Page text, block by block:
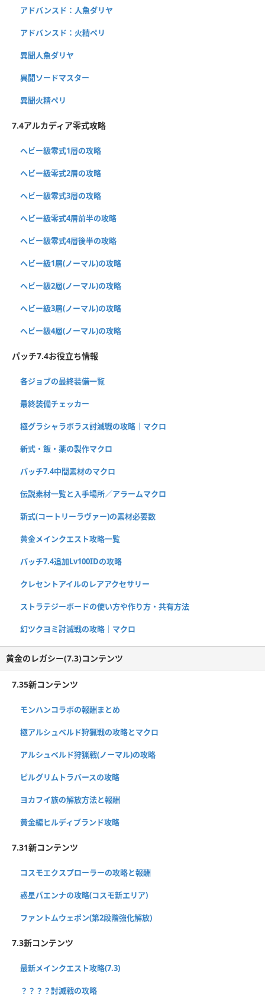
アドバンスド：人魚ダリヤ
アドバンスド：火精ペリ
異聞人魚ダリヤ
異聞ソードマスター
異聞火精ペリ
7.4アルカディア零式攻略
ヘビー級零式1層の攻略
ヘビー級零式2層の攻略
ヘビー級零式3層の攻略
ヘビー級零式4層前半の攻略
ヘビー級零式4層後半の攻略
ヘビー級1層(ノーマル)の攻略
ヘビー級2層(ノーマル)の攻略
ヘビー級3層(ノーマル)の攻略
ヘビー級4層(ノーマル)の攻略
パッチ7.4お役立ち情報
各ジョブの最終装備一覧
最終装備チェッカー
極グラシャラボラス討滅戦の攻略｜マクロ
新式・飯・薬の製作マクロ
パッチ7.4中間素材のマクロ
伝説素材一覧と入手場所／アラームマクロ
新式(コートリーラヴァー)の素材必要数
黄金メインクエスト攻略一覧
パッチ7.4追加Lv100IDの攻略
クレセントアイルのレアアクセサリー
ストラテジーボードの使い方や作り方・共有方法
幻ツクヨミ討滅戦の攻略｜マクロ
黄金のレガシー(7.3)コンテンツ
7.35新コンテンツ
モンハンコラボの報酬まとめ
極アルシュベルド狩猟戦の攻略とマクロ
アルシュベルド狩猟戦(ノーマル)の攻略
ピルグリムトラバースの攻略
ヨカフイ族の解放方法と報酬
黄金編ヒルディブランド攻略
7.31新コンテンツ
コスモエクスプローラーの攻略と報酬
惑星パエンナの攻略(コスモ新エリア)
ファントムウェポン(第2段階強化解放)
7.3新コンテンツ
最新メインクエスト攻略(7.3)
？？？？討滅戦の攻略